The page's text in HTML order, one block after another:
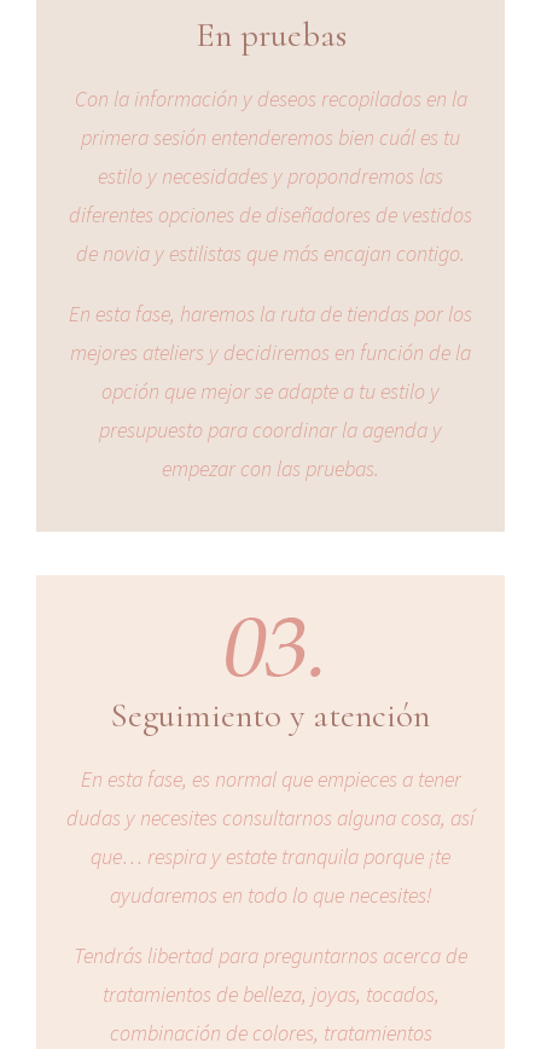
En pruebas
Con la información y deseos recopilados en la
primera sesión entenderemos bien cuál es tu
estilo y necesidades y propondremos las
diferentes opciones de diseñadores de vestidos
de novia y estilistas que más encajan contigo.
En esta fase, haremos la ruta de tiendas por los
mejores ateliers y decidiremos en función de la
opción que mejor se adapte a tu estilo y
presupuesto para coordinar la agenda y
empezar con las pruebas.
Seguimiento y atención
En esta fase, es normal que empieces a tener
dudas y necesites consultarnos alguna cosa, así
que… respira y estate tranquila porque ¡te
ayudaremos en todo lo que necesites!
Tendrás libertad para preguntarnos acerca de
tratamientos de belleza, joyas, tocados,
combinación de colores, tratamientos